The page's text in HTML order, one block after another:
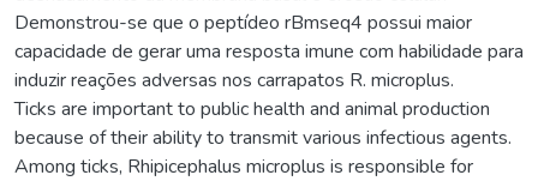
Demonstrou-se que o peptídeo rBmseq4 possui maior
capacidade de gerar uma resposta imune com habilidade para
induzir reações adversas nos carrapatos R. microplus.
Ticks are important to public health and animal production
because of their ability to transmit various infectious agents.
Among ticks, Rhipicephalus microplus is responsible for